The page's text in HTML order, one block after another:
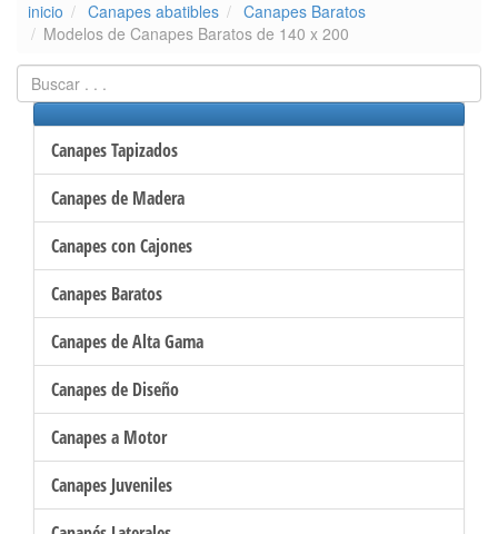
inicio Canapes abatibles
Canapes Baratos
Modelos de Canapes Baratos de 140 x 200
Canapes Tapizados
Canapes de Madera
Canapes con Cajones
Canapes Baratos
Canapes de Alta Gama
Canapes de Diseño
Canapes a Motor
Canapes Juveniles